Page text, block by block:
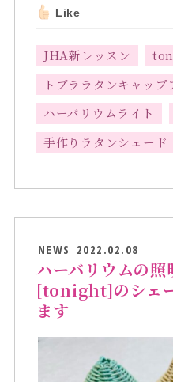
Like
JHA新レッスン
トプララタンキャップ
ハーバリウムライト
手作りラタンシェード
NEWS 2022.02.08
ハーバリウムの照
[tonight]のシェ
ます